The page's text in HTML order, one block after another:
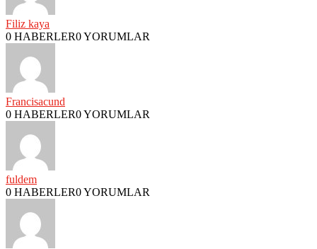
Filiz kaya
0 HABERLER0 YORUMLAR
Francisacund
0 HABERLER0 YORUMLAR
fuldem
0 HABERLER0 YORUMLAR